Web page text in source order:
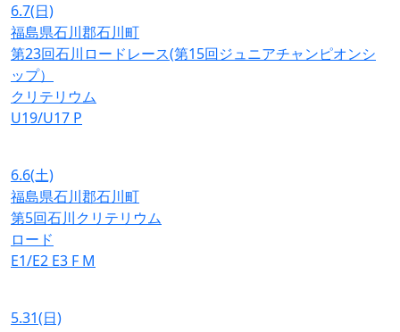
6.7(日)
福島県石川郡石川町
第23回石川ロードレース(第15回ジュニアチャンピオンシ
ップ）
クリテリウム
U19/U17 P
6.6(土)
福島県石川郡石川町
第5回石川クリテリウム
ロード
E1/E2 E3 F M
5.31(日)